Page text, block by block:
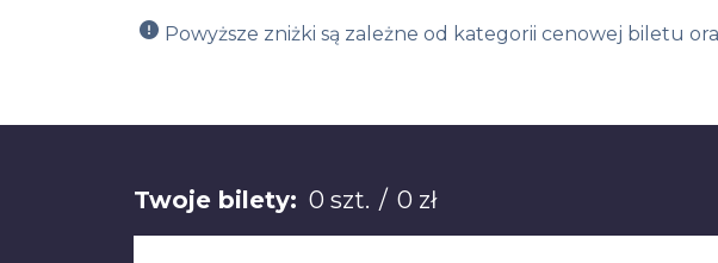
Powyższe zniżki są zależne od kategorii cenowej biletu
Twoje bilety: 0 szt. / 0 zł
Łącznie: 0 sztuk 0 zł